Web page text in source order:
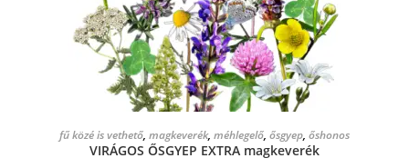
OPCIÓK VÁLASZTÁSA
fű közé is vethető, magkeverék, méhlegelő, ősgyep, őshonos
VIRÁGOS ŐSGYEP EXTRA magkeverék